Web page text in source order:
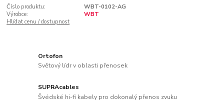
Číslo produktu:
WBT-0102-AG
Výrobce:
WBT
Hlídat cenu / dostupnost
Ortofon
Světový lídr v oblasti přenosek
SUPRAcables
Švédské hi-fi kabely pro dokonalý přenos zvuku